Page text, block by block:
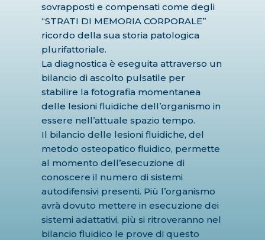
sovrapposti e compensati come degli
“STRATI DI MEMORIA CORPORALE”
ricordo della sua storia patologica
plurifattoriale.
La diagnostica è eseguita attraverso un
bilancio di ascolto pulsatile per
stabilire la fotografia momentanea
delle lesioni fluidiche dell’organismo in
essere nell’attuale spazio tempo.
Il bilancio delle lesioni fluidiche, del
metodo osteopatico fluidico, permette
al momento dell’esecuzione di
conoscere il numero di sistemi
autodifensivi presenti. Più l’organismo
avrà dovuto mettere in esecuzione dei
sistemi adattativi, più si ritroveranno nel
bilancio fluidico le prove di questo